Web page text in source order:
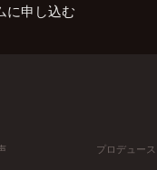
に申し込む
プロデュース